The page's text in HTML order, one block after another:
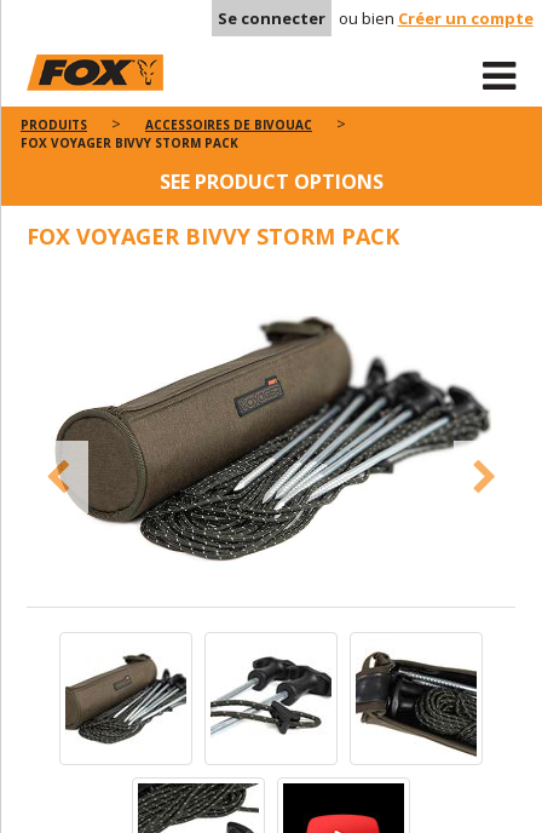
Se connecter ou bien Créer un compte
PRODUITS
ACCESSOIRES DE BIVOUAC
FOX VOYAGER BIVVY STORM PACK
SEE PRODUCT OPTIONS
FOX VOYAGER BIVVY STORM PACK